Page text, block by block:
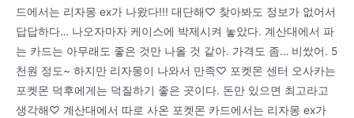
드에서는 리자몽 ex가 나왔다!!! 대단해♡ 찾아봐도 정보가 없어서
답답하다… 나오자마자 케이스에 박제시켜 놓았다. 계산대에서 파
는 카드는 아무래도 좋은 것만 나올 것 같아. 가격도 좀… 비쌌어. 5
천원 정도~ 하지만 리자몽이 나와서 만족♡ 포켓몬 센터 오사카는
포켓몬 덕후에게는 덕질하기 좋은 곳이다. 돈만 있으면 최고라고
생각해♡ 계산대에서 따로 사온 포켓몬 카드에서는 리자몽 ex가